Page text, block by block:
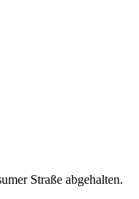
Straße abgehalten.